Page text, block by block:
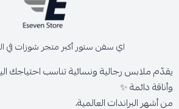
اي سفن ستور أكبر متجر شوزات في
يقدّم ملابس رجالية ونسائية تناسب احتياجك
وأناقة دائمة ✨
من أشهر البراندات العالمية،